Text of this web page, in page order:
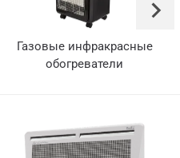
Газовые инфракрасные
обогреватели